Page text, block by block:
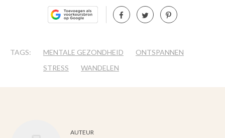
TAGS: MENTALE GEZONDHEID
ONTSPANNEN
STRESS
WANDELEN
AUTEUR